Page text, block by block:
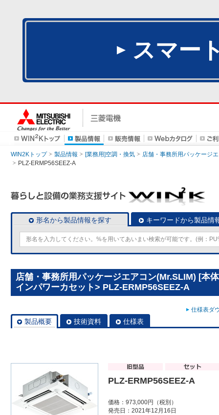
スマー
WIN2Kトップ 製品情報 [業務用]空調・換気
店舗・事務所用パッケージ
PLZ-ERMP56SEEZ-A
形名から製品情報を探す キーワードから製品情
店舗・事務所用パッケージエアコン(Mr.SLIM) [本
インパワーカセット> PLZ-ERMP56SEEZ-A
仕様表ダ
製品概要 技術資料 仕様表
PLZ-ERMP56SEEZ-A
価格：973,000円（税別）
発売日：2021年12月16日